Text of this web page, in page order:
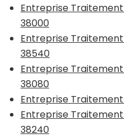
Entreprise
38000
Entreprise Traitement
38540
Entreprise Traitement
38080
Entreprise
Entreprise Traitement
38240